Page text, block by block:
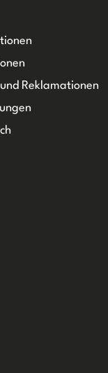
Reklamationen